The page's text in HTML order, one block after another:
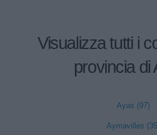
Visualizza tutti i
provincia di
Ayas (97)
Aymavilles